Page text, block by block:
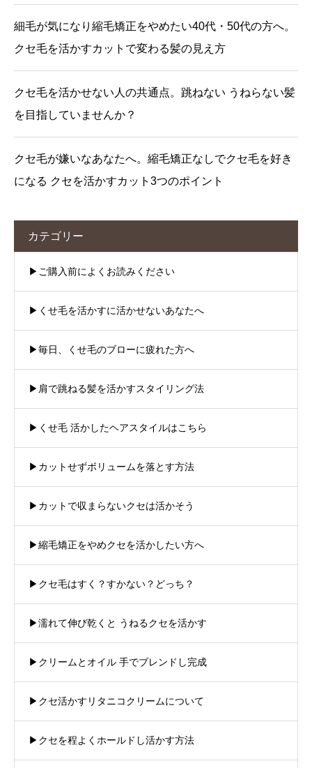
細毛が気になり縮毛矯正をやめたい40代・50代の方へ。
クセ毛を活かすカットで変わる髪の見え方
クセ毛を活かせない人の共通点。跳ねない うねらない髪
を目指していませんか？
クセ毛が嫌いなあなたへ。縮毛矯正なしでクセ毛を好き
になる クセを活かすカット3つのポイント
カテゴリー
▶︎ご購入前によくお読みください
▶︎くせ毛を活かすに活かせないあなたへ
▶︎毎日、くせ毛のブローに疲れた方へ
▶︎肩で跳ねる髪を活かすスタイリング法
▶︎くせ毛 活かしたヘアスタイルはこちら
▶︎カットせずボリュームを落とす方法
▶︎カットで収まらないクセは活かそう
▶︎縮毛矯正をやめクセを活かしたい方へ
▶︎クセ毛はすく？すかない？どっち？
▶︎濡れて伸び乾くと うねるクセを活かす
▶︎クリームとオイル 手でブレンドし完成
▶︎クセ活かすリタニコクリームについて
▶︎クセを程よくホールドし活かす方法